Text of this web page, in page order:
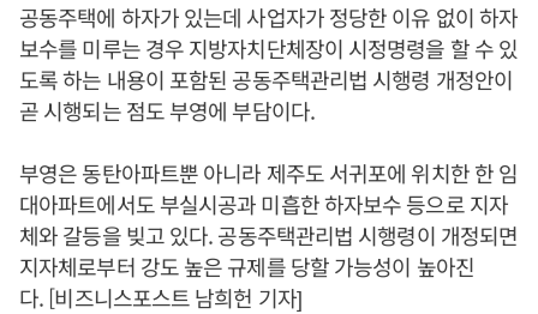
공동주택에 하자가 있는데 사업자가 정당한 이유 없이 하자
보수를 미루는 경우 지방자치단체장이 시정명령을 할 수 있
도록 하는 내용이 포함된 공동주택관리법 시행령 개정안이
곧 시행되는 점도 부영에 부담이다.
부영은 동탄아파트뿐 아니라 제주도 서귀포에 위치한 한 임
대아파트에서도 부실시공과 미흡한 하자보수 등으로 지자
체와 갈등을 빚고 있다. 공동주택관리법 시행령이 개정되면
지자체로부터 강도 높은 규제를 당할 가능성이 높아진
다. [비즈니스포스트 남희헌 기자]